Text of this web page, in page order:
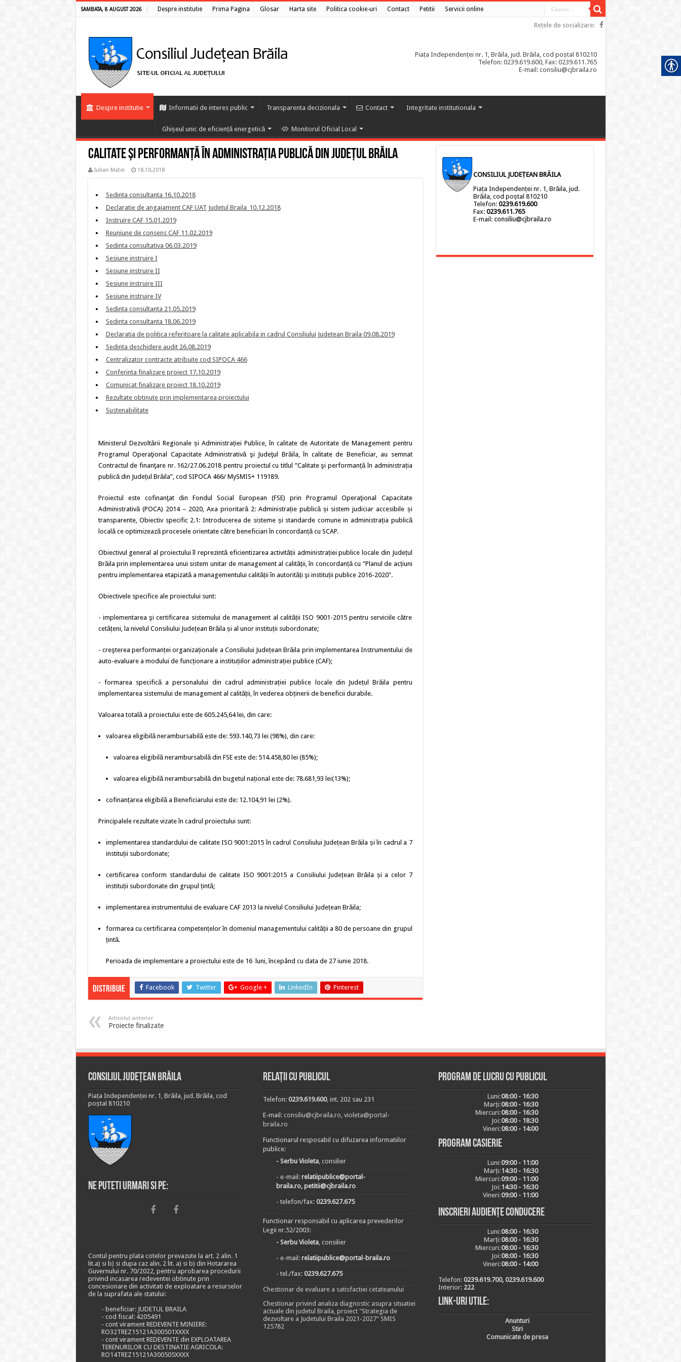
SAMBATA, 8 AUGUST 2026 Despre institutie Prima Pagina Glosar Harta site Politica cookie-uri Contact Petitii Servicii online
Rețele de socializare:
Piața Independenței nr. 1, Brăila, jud. Brăila, cod poștal 810210
Telefon: 0239.619.600, Fax: 0239.611.765
E-mail: consiliu@cjbraila.ro
Despre institutie Informatii de interes public Transparenta decizionala Contact Integritate institutionala
Ghișeul unic de eficiență energetică Monitorul Oficial Local
Calitate şi performanță în administrația publică din Județul Brăila
Iulian Matei 18.10.2018
Sedinta consultanta 16.10.2018
Declaratie de angajament CAF UAT Judetul Braila_10.12.2018
Instruire CAF 15.01.2019
Reuniune de consens CAF 11.02.2019
Sedinta consultativa 06.03.2019
Sesiune instruire I
Sesiune instruire II
Sesiune instruire III
Sesiune instruire IV
Sedinta consultanta 21.05.2019
Sedinta consultanta 18.06.2019
Declaratia de politica referitoare la calitate aplicabila in cadrul Consiliului Judetean Braila 09.08.2019
Sedinta deschidere audit 26.08.2019
Centralizator contracte atribuite cod SIPOCA 466
Conferinta finalizare proiect 17.10.2019
Comunicat finalizare proiect 18.10.2019
Rezultate obtinute prin implementarea proiectului
Sustenabilitate
Ministerul Dezvoltării Regionale și Administrației Publice, în calitate de Autoritate de Management pentru
Programul Operaţional Capacitate Administrativă şi Judeţul Brăila, în calitate de Beneficiar, au semnat
Contractul de finanţare nr. 162/27.06.2018 pentru proiectul cu titlul ”Calitate şi performanță în administrația
publică din Județul Brăila”, cod SIPOCA 466/ MySMIS+ 119189.
Proiectul este cofinanţat din Fondul Social European (FSE) prin Programul Operaţional Capacitate
Administrativă (POCA) 2014 – 2020, Axa prioritară 2: Administrație publică și sistem judiciar accesibile și
transparente, Obiectiv specific 2.1: Introducerea de sisteme și standarde comune in administrația publică
locală ce optimizează procesele orientate către beneficiari în concordanță cu SCAP.
Obiectivul general al proiectului îl reprezintă eficientizarea activității administrației publice locale din Județul
Brăila prin implementarea unui sistem unitar de management al calității, în concordanță cu "Planul de acțiuni
pentru implementarea etapizată a managementului calității în autorități şi instituții publice 2016-2020".
Obiectivele specifice ale proiectului sunt:
- implementarea şi certificarea sistemului de management al calității ISO 9001-2015 pentru serviciile către
cetățeni, la nivelul Consiliului Județean Brăila și al unor instituții subordonate;
- creşterea performanței organizaționale a Consiliului Județean Brăila prin implementarea Instrumentului de
auto-evaluare a modului de funcționare a instituțiilor administrației publice (CAF);
- formarea specifică a personalului din cadrul administrației publice locale din Județul Brăila pentru
implementarea sistemului de management al calității, în vederea obținerii de beneficii durabile.
Valoarea totală a proiectului este de 605.245,64 lei, din care:
valoarea eligibilă nerambursabilă este de: 593.140,73 lei (98%), din care:
valoarea eligibilă nerambursabilă din FSE este de: 514.458,80 lei (85%);
valoarea eligibilă nerambursabilă din bugetul național este de: 78.681,93 lei(13%);
cofinanțarea eligibilă a Beneficiarului este de: 12.104,91 lei (2%).
Principalele rezultate vizate în cadrul proiectului sunt:
implementarea standardului de calitate ISO 9001:2015 în cadrul Consiliului Județean Brăila și în cadrul a 7
instituții subordonate;
certificarea conform standardului de calitate ISO 9001:2015 a Consiliului Județean Brăila și a celor 7
instituții subordonate din grupul țintă;
implementarea instrumentului de evaluare CAF 2013 la nivelul Consiliului Județean Brăila;
formarea cu certificarea competențelor în domeniul managementului calității a 80 de persoane din grupul
țintă.
Perioada de implementare a proiectului este de 16 luni, începând cu data de 27 iunie 2018.
Distribuie Facebook Twitter Google + LinkedIn Pinterest
Articolul anterior
Proiecte finalizate
CONSILIUL JUDEȚEAN BRĂILA
Piața Independenței nr. 1, Brăila, jud.
Brăila, cod poștal 810210
Telefon: 0239.619.600
Fax: 0239.611.765
E-mail: consiliu@cjbraila.ro
Consiliul Județean Brăila
Piața Independenței nr. 1, Brăila, jud. Brăila, cod
poștal 810210
Ne puteti urmari si pe:
Contul pentru plata cotelor prevazute la art. 2 alin. 1
lit.a) si b) si dupa caz alin. 2 lit. a) si b) din Hotararea
Guvernului nr. 70/2022, pentru aprobarea procedurii
privind incasarea redeventei obtinute prin
concesionare din activitati de exploatare a resurselor
de la suprafata ale statului:
- beneficiar: JUDETUL BRAILA
- cod fiscal: 4205491
- cont virament REDEVENTE MINIERE:
RO32TREZ15121A300501XXXX
- cont virament REDEVENTE din EXPLOATAREA
TERENURILOR CU DESTINATIE AGRICOLA:
RO14TREZ15121A300505XXXX
Relații cu publicul
Telefon:0239.619.600, int. 202 sau 231
E-mail:consiliu@cjbraila.ro,violeta@portal-
braila.ro
Functionarul resposabil cu difuzarea informatiilor
publice:
- Serbu Violeta, consilier
- e-mail:relatiipublice@portal-
braila.ro, petitii@cjbraila.ro
- telefon/fax:0239.627.675
Functionar responsabil cu aplicarea prevederilor
Legii nr.52/2003:
- Serbu Violeta, consilier
- e-mail:relatiipublice@portal-braila.ro
- tel./fax:0239.627.675
Chestionar de evaluare a satisfactiei cetateanului
Chestionar privind analiza diagnostic asupra situatiei
actuale din judetul Braila, proiect "Strategia de
dezvoltare a Judetului Braila 2021-2027" SMIS
125782
Program de lucru cu publicul
Luni:08:00 - 16:30
Marți:08:00 - 16:30
Miercuri:08:00 - 16:30
Joi:08:00 - 18:30
Vineri:08:00 - 14:00
Program casierie
Luni:09:00 - 11:00
Marți:14:30 - 16:30
Miercuri:09:00 - 11:00
Joi:14:30 - 16:30
Vineri:09:00 - 11:00
Inscrieri audiențe conducere
Luni:08:00 - 16:30
Marți:08:00 - 16:30
Miercuri:08:00 - 16:30
Joi:08:00 - 16:30
Vineri:08:00 - 14:00
Telefon: 0239.619.700, 0239.619.600
Interior: 222
Link-uri utile:
Anunturi
Stiri
Comunicate de presa